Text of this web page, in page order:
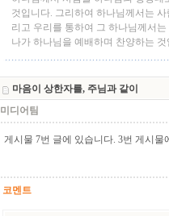
것입니다. 그리하여 하나님께서는
리고 우리를 통하여 그 하나님께서
나가 하나님을 예배하며 찬양하는 것
마음이 상한자를, 주님과 같이
미디어팀
게시물 7번 글에 있습니다. 3번 게시물
코멘트